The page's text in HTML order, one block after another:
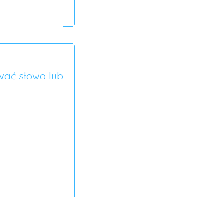
słowo lub